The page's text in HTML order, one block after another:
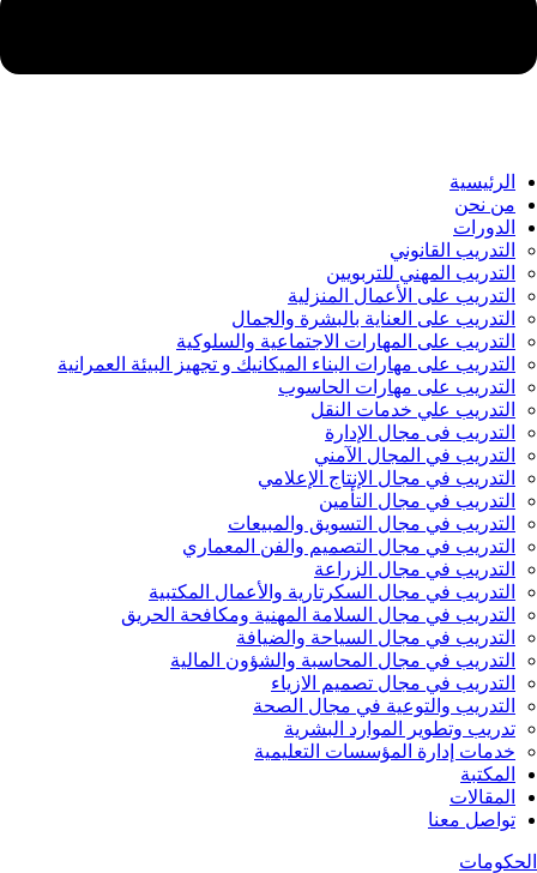
الرئيسية
من نحن
الدورات
التدريب القانوني
التدريب المهني للتربويين
التدريب على الأعمال المنزلية
التدريب على العناية بالبشرة والجمال
التدريب على المهارات الاجتماعية والسلوكية
التدريب على مهارات البناء الميكانيك و تجهيز البيئة العمرانية
التدريب على مهارات الحاسوب
التدريب علي خدمات النقل
التدريب فى مجال الإدارة
التدريب في المجال الآمني
التدريب في مجال الإنتاج الإعلامي
التدريب في مجال التأمين
التدريب في مجال التسويق والمبيعات
التدريب في مجال التصميم والفن المعماري
التدريب في مجال الزراعة
التدريب في مجال السكرتارية والأعمال المكتبية
التدريب في مجال السلامة المهنية ومكافحة الحريق
التدريب في مجال السياحة والضيافة
التدريب في مجال المحاسبة والشؤون المالية
التدريب في مجال تصميم الازياء
التدريب والتوعية في مجال الصحة
تدريب وتطوير الموارد البشرية
خدمات إدارة المؤسسات التعليمية
المكتبة
المقالات
تواصل معنا
الحكومات